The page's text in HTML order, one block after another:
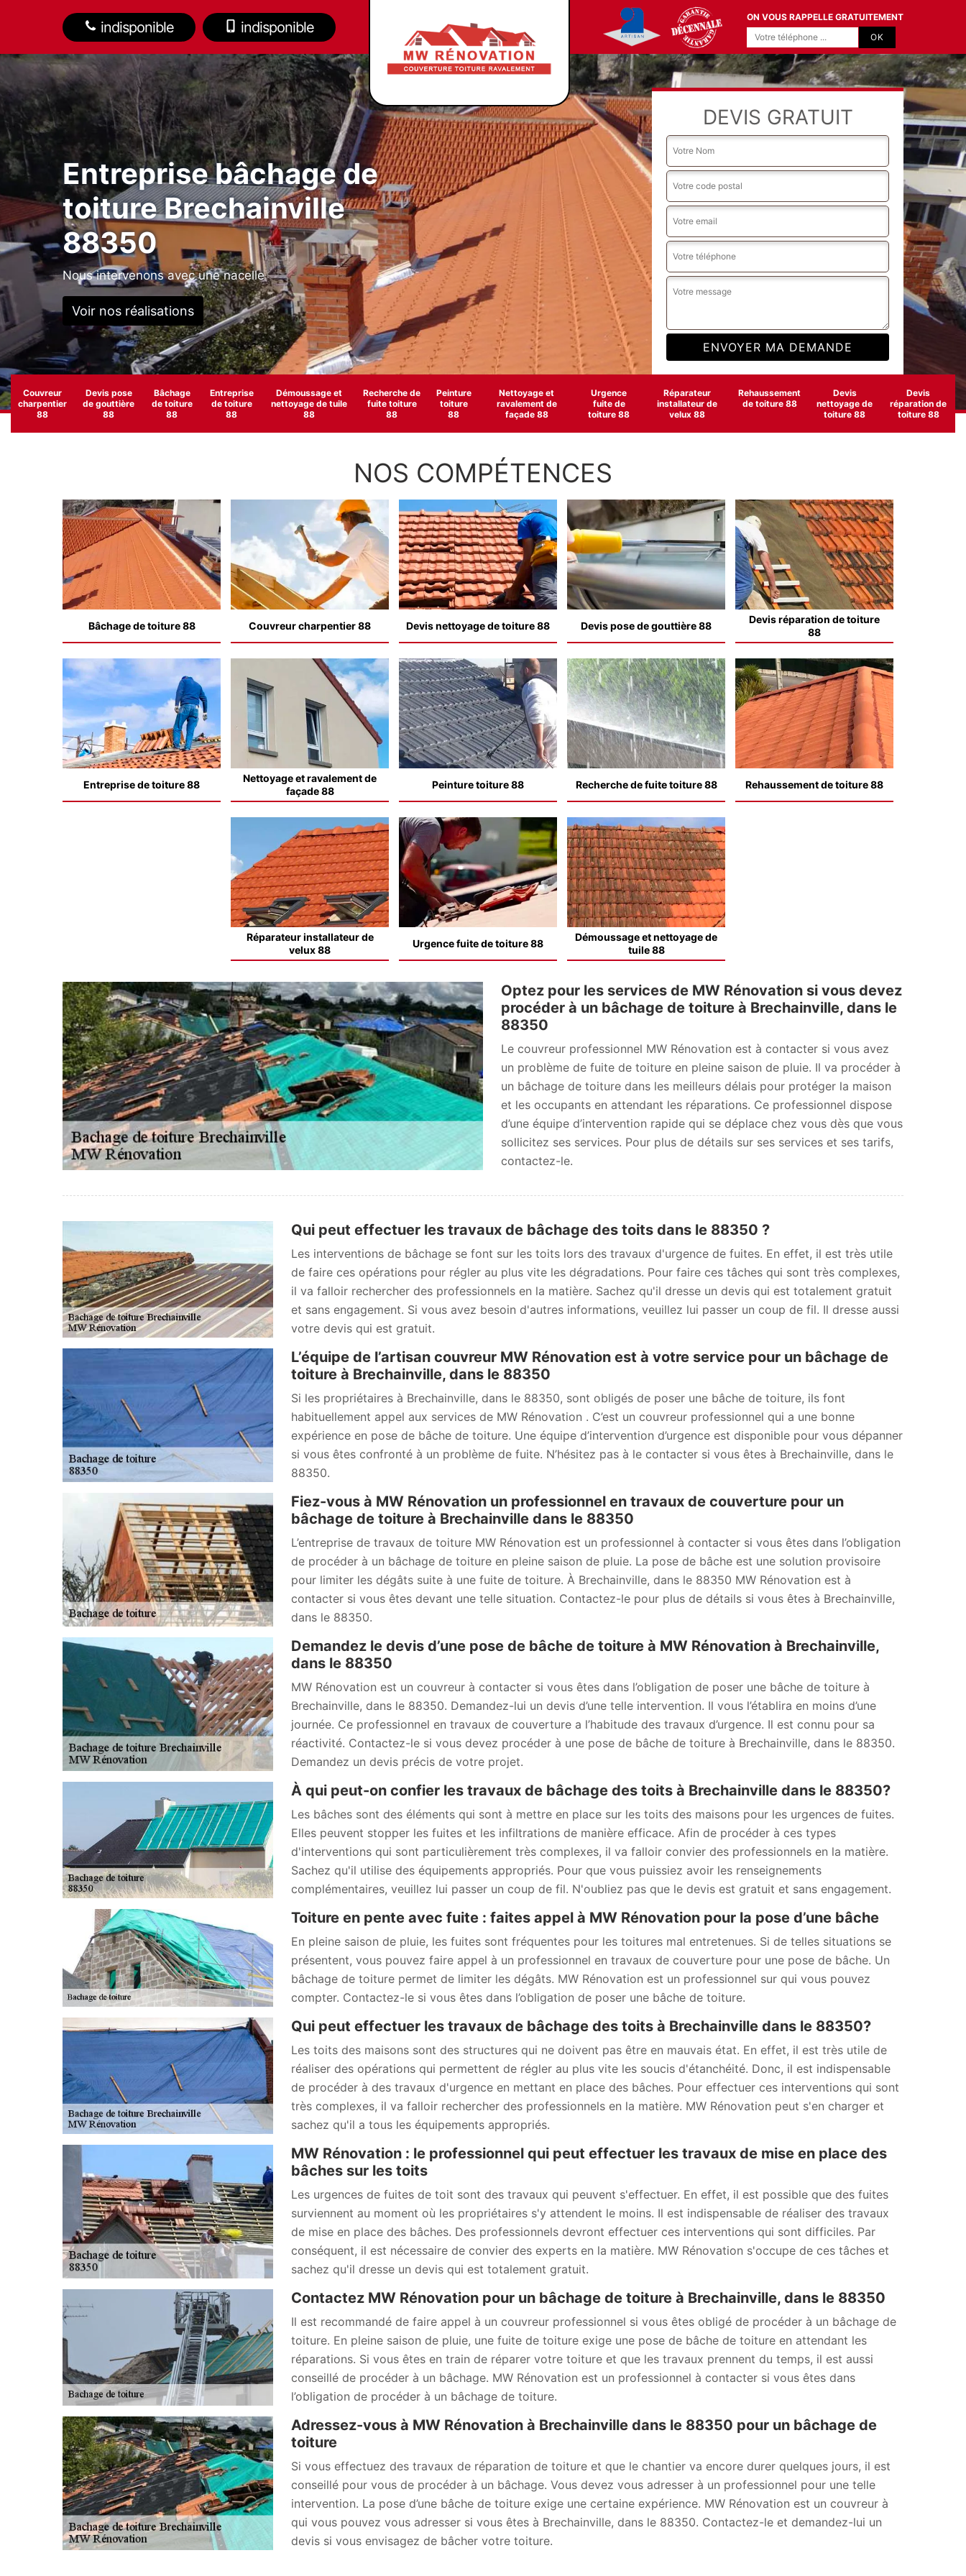
indisponible indisponible
ON VOUS RAPPELLE GRATUITEMENT
Entreprise bâchage de
toiture Brechainville
88350
Nous intervenons avec une nacelle
Voir nos réalisations
DEVIS GRATUIT
Couvreur
charpentier
88
Devis pose
de gouttière
88
Bâchage
de toiture
88
Entreprise
de toiture
88
Démoussage et
nettoyage de tuile
88
Recherche de
fuite toiture
88
Peinture
toiture
88
Nettoyage et
ravalement de
façade 88
Urgence
fuite de
toiture 88
Réparateur
installateur de
velux 88
Rehaussement
de toiture 88
Devis
nettoyage de
toiture 88
Devis
réparation de
toiture 88
NOS COMPÉTENCES
Bâchage de toiture 88 Couvreur charpentier 88 Devis nettoyage de toiture 88 Devis pose de gouttière 88
Devis réparation de toiture
88
Entreprise de toiture 88
Nettoyage et ravalement de
façade 88
Peinture toiture 88 Recherche de fuite toiture 88 Rehaussement de toiture 88
Réparateur installateur de
velux 88
Urgence fuite de toiture 88
Démoussage et nettoyage de
tuile 88
Optez pour les services de MW Rénovation si vous devez
procéder à un bâchage de toiture à Brechainville, dans le
88350
Le couvreur professionnel MW Rénovation est à contacter si vous avez
un problème de fuite de toiture en pleine saison de pluie. Il va procéder à
un bâchage de toiture dans les meilleurs délais pour protéger la maison
et les occupants en attendant les réparations. Ce professionnel dispose
d’une équipe d’intervention rapide qui se déplace chez vous dès que vous
sollicitez ses services. Pour plus de détails sur ses services et ses tarifs,
contactez-le.
Qui peut effectuer les travaux de bâchage des toits dans le 88350 ?
Les interventions de bâchage se font sur les toits lors des travaux d'urgence de fuites. En effet, il est très utile
de faire ces opérations pour régler au plus vite les dégradations. Pour faire ces tâches qui sont très complexes,
il va falloir rechercher des professionnels en la matière. Sachez qu'il dresse un devis qui est totalement gratuit
et sans engagement. Si vous avez besoin d'autres informations, veuillez lui passer un coup de fil. Il dresse aussi
votre devis qui est gratuit.
L’équipe de l’artisan couvreur MW Rénovation est à votre service pour un bâchage de
toiture à Brechainville, dans le 88350
Si les propriétaires à Brechainville, dans le 88350, sont obligés de poser une bâche de toiture, ils font
habituellement appel aux services de MW Rénovation . C’est un couvreur professionnel qui a une bonne
expérience en pose de bâche de toiture. Une équipe d’intervention d’urgence est disponible pour vous dépanner
si vous êtes confronté à un problème de fuite. N’hésitez pas à le contacter si vous êtes à Brechainville, dans le
88350.
Fiez-vous à MW Rénovation un professionnel en travaux de couverture pour un
bâchage de toiture à Brechainville dans le 88350
L’entreprise de travaux de toiture MW Rénovation est un professionnel à contacter si vous êtes dans l’obligation
de procéder à un bâchage de toiture en pleine saison de pluie. La pose de bâche est une solution provisoire
pour limiter les dégâts suite à une fuite de toiture. À Brechainville, dans le 88350 MW Rénovation est à
contacter si vous êtes devant une telle situation. Contactez-le pour plus de détails si vous êtes à Brechainville,
dans le 88350.
Demandez le devis d’une pose de bâche de toiture à MW Rénovation à Brechainville,
dans le 88350
MW Rénovation est un couvreur à contacter si vous êtes dans l’obligation de poser une bâche de toiture à
Brechainville, dans le 88350. Demandez-lui un devis d’une telle intervention. Il vous l’établira en moins d’une
journée. Ce professionnel en travaux de couverture a l’habitude des travaux d’urgence. Il est connu pour sa
réactivité. Contactez-le si vous devez procéder à une pose de bâche de toiture à Brechainville, dans le 88350.
Demandez un devis précis de votre projet.
À qui peut-on confier les travaux de bâchage des toits à Brechainville dans le 88350?
Les bâches sont des éléments qui sont à mettre en place sur les toits des maisons pour les urgences de fuites.
Elles peuvent stopper les fuites et les infiltrations de manière efficace. Afin de procéder à ces types
d'interventions qui sont particulièrement très complexes, il va falloir convier des professionnels en la matière.
Sachez qu'il utilise des équipements appropriés. Pour que vous puissiez avoir les renseignements
complémentaires, veuillez lui passer un coup de fil. N'oubliez pas que le devis est gratuit et sans engagement.
Toiture en pente avec fuite : faites appel à MW Rénovation pour la pose d’une bâche
En pleine saison de pluie, les fuites sont fréquentes pour les toitures mal entretenues. Si de telles situations se
présentent, vous pouvez faire appel à un professionnel en travaux de couverture pour une pose de bâche. Un
bâchage de toiture permet de limiter les dégâts. MW Rénovation est un professionnel sur qui vous pouvez
compter. Contactez-le si vous êtes dans l’obligation de poser une bâche de toiture.
Qui peut effectuer les travaux de bâchage des toits à Brechainville dans le 88350?
Les toits des maisons sont des structures qui ne doivent pas être en mauvais état. En effet, il est très utile de
réaliser des opérations qui permettent de régler au plus vite les soucis d'étanchéité. Donc, il est indispensable
de procéder à des travaux d'urgence en mettant en place des bâches. Pour effectuer ces interventions qui sont
très complexes, il va falloir rechercher des professionnels en la matière. MW Rénovation peut s'en charger et
sachez qu'il a tous les équipements appropriés.
MW Rénovation : le professionnel qui peut effectuer les travaux de mise en place des
bâches sur les toits
Les urgences de fuites de toit sont des travaux qui peuvent s'effectuer. En effet, il est possible que des fuites
surviennent au moment où les propriétaires s'y attendent le moins. Il est indispensable de réaliser des travaux
de mise en place des bâches. Des professionnels devront effectuer ces interventions qui sont difficiles. Par
conséquent, il est nécessaire de convier des experts en la matière. MW Rénovation s'occupe de ces tâches et
sachez qu'il dresse un devis qui est totalement gratuit.
Contactez MW Rénovation pour un bâchage de toiture à Brechainville, dans le 88350
Il est recommandé de faire appel à un couvreur professionnel si vous êtes obligé de procéder à un bâchage de
toiture. En pleine saison de pluie, une fuite de toiture exige une pose de bâche de toiture en attendant les
réparations. Si vous êtes en train de réparer votre toiture et que les travaux prennent du temps, il est aussi
conseillé de procéder à un bâchage. MW Rénovation est un professionnel à contacter si vous êtes dans
l’obligation de procéder à un bâchage de toiture.
Adressez-vous à MW Rénovation à Brechainville dans le 88350 pour un bâchage de
toiture
Si vous effectuez des travaux de réparation de toiture et que le chantier va encore durer quelques jours, il est
conseillé pour vous de procéder à un bâchage. Vous devez vous adresser à un professionnel pour une telle
intervention. La pose d’une bâche de toiture exige une certaine expérience. MW Rénovation est un couvreur à
qui vous pouvez vous adresser si vous êtes à Brechainville, dans le 88350. Contactez-le et demandez-lui un
devis si vous envisagez de bâcher votre toiture.